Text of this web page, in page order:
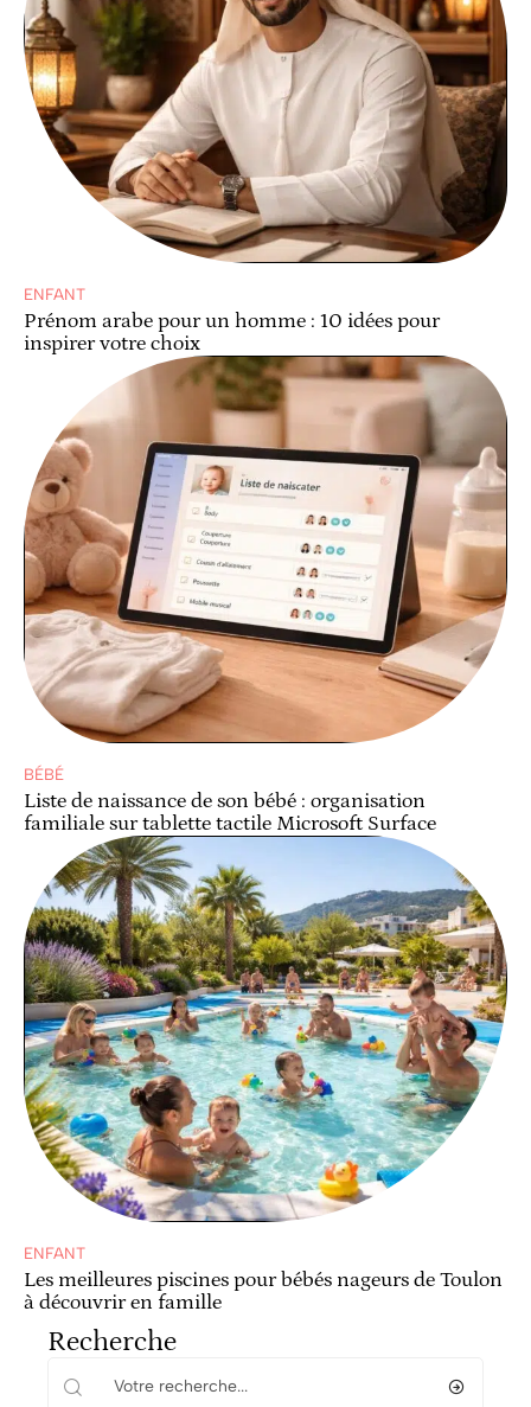
ENFANT
Prénom arabe pour un homme : 10 idées pour
inspirer votre choix
BÉBÉ
Liste de naissance de son bébé : organisation
familiale sur tablette tactile Microsoft Surface
ENFANT
Les meilleures piscines pour bébés nageurs de Toulon
à découvrir en famille
Recherche